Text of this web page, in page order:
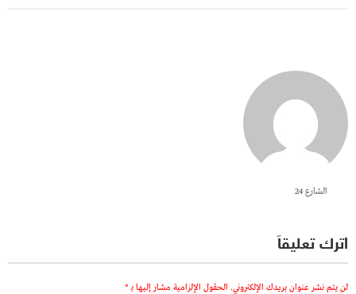
الشارع 24
اترك تعليقاً
لن يتم نشر عنوان بريدك الإلكتروني. الحقول الإلزامية مشار إليها بـ *